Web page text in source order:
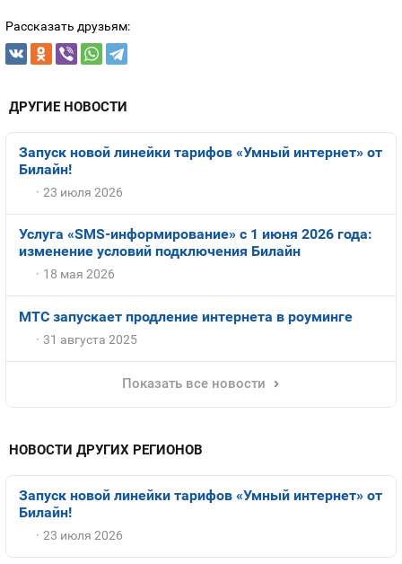
Рассказать друзьям:
ДРУГИЕ НОВОСТИ
Запуск новой линейки тарифов «Умный интернет» от
Билайн!
23 июля 2026
Услуга «SMS-информирование» с 1 июня 2026 года:
изменение условий подключения Билайн
18 мая 2026
МТС запускает продление интернета в роуминге
31 августа 2025
Показать все новости
НОВОСТИ ДРУГИХ РЕГИОНОВ
Запуск новой линейки тарифов «Умный интернет» от
Билайн!
23 июля 2026